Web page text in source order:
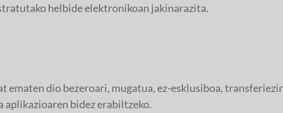
helbide elektronikoan jakinarazita.
dio bezeroari, mugatua, ez-esklusiboa,
bidez erabiltzeko.